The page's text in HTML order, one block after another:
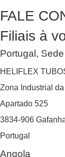
FALE
Filiais à
Portugal, Sede
HELIFLEX
Zona Industrial da
Apartado 525
3834-906
Portugal
Angola